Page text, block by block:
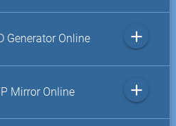
Generator Online add
Mirror Online add